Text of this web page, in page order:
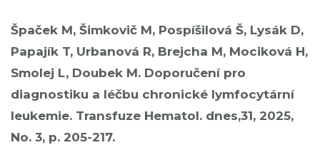
Špaček M, Šimkovič M, Pospíšilová Š, Lysák D,
Papajík T, Urbanová R, Brejcha M, Mociková H,
Smolej L, Doubek M. Doporučení pro
diagnostiku a léčbu chronické lymfocytární
leukemie. Transfuze Hematol. dnes,31, 2025,
No. 3, p. 205-217.